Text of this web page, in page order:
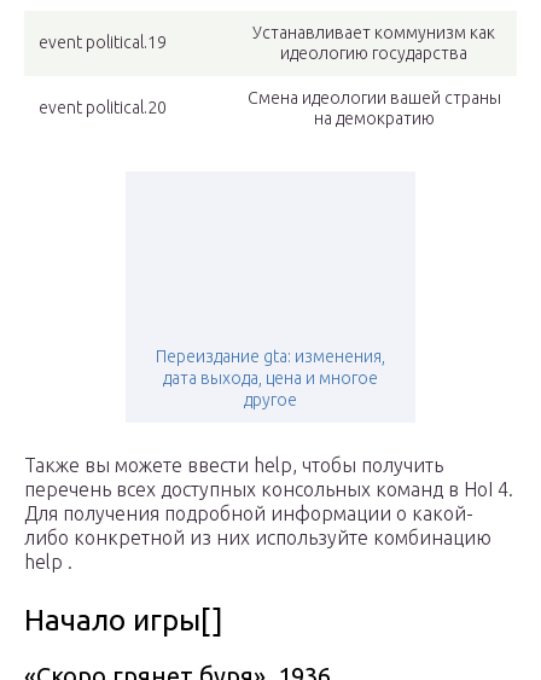
event political.19
Устанавливает коммунизм как
идеологию государства
event political.20
Смена идеологии вашей страны
на демократию
Переиздание gta: изменения,
дата выхода, цена и многое
другое
Также вы можете ввести help, чтобы получить
перечень всех доступных консольных команд в HoI 4.
Для получения подробной информации о какой-
либо конкретной из них используйте комбинацию
help .
Начало игры[]